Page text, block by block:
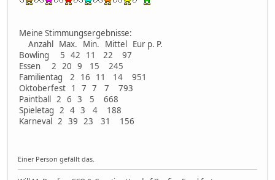
Meine Stimmungsergebnisse:
Anzahl Max. Min. Mittel Eur p. P.
Bowling 5 42 11 22 97
Essen 2 20 9 15 245
Familientag 2 16 11 14 951
Oktoberfest 1 7 7 7 793
Paintball 2 6 3 5 668
Spieletag 2 4 3 4 188
Karneval 2 39 23 31 156
Einer Person gefällt das.